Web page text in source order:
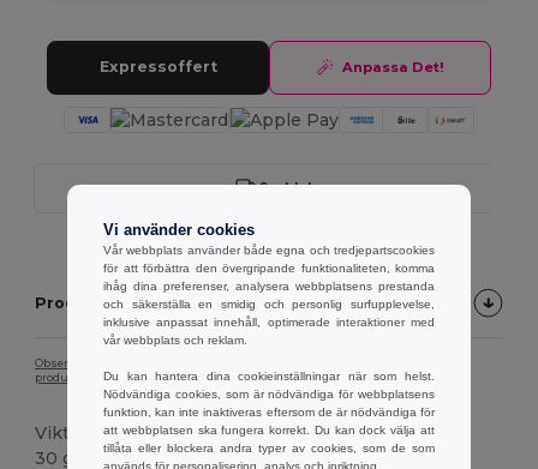
Expressoffert Anpassa Det!
Snabb Leverans
Produktbeskrivning
Observera att på grund av skärmkalibrering kan det hända att färgen på
produktbilden inte exakt överensstämmer med den faktiska produktfärgen.
Vikt
30 g.
Vi använder cookies
Vår webbplats använder både egna och tredjepartscookies
för att förbättra den övergripande funktionaliteten, komma
ihåg dina preferenser, analysera webbplatsens prestanda
och säkerställa en smidig och personlig surfupplevelse,
inklusive anpassat innehåll, optimerade interaktioner med
vår webbplats och reklam.
Du kan hantera dina cookieinställningar när som helst.
Nödvändiga cookies, som är nödvändiga för webbplatsens
funktion, kan inte inaktiveras eftersom de är nödvändiga för
att webbplatsen ska fungera korrekt. Du kan dock välja att
tillåta eller blockera andra typer av cookies, som de som
används för personalisering, analys och inriktning.